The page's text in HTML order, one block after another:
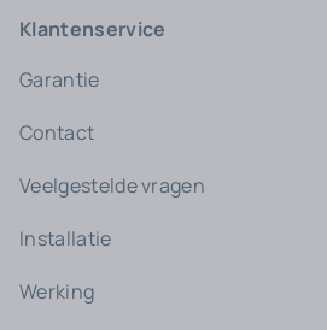
Klantenservice
Garantie
Contact
Veelgestelde vragen
Installatie
Werking